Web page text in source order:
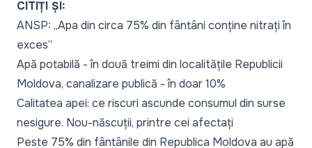
CITIȚI ȘI:
ANSP: „Apa din circa 75% din fântâni conține nitrați în
exces”
Apă potabilă - în două treimi din localitățile Republicii
Moldova, canalizare publică - în doar 10%
Calitatea apei: ce riscuri ascunde consumul din surse
nesigure. Nou-născuții, printre cei afectați
Peste 75% din fântânile din Republica Moldova au apă